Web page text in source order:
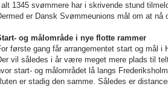
I alt 1345 svømmere har i skrivende stund
er Dansk Svømmeunions mål om at
og målområde i nye flotte rammer
første gang får arrangementet start og mål
vil således i år være meget mere plads til
start- og målområdet lå langs
er stadig den samme. Således er